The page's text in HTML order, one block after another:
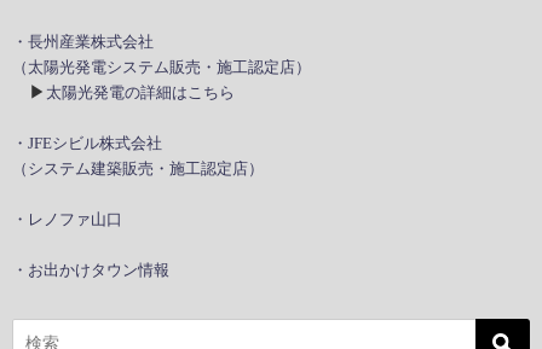
・長州産業株式会社
（太陽光発電システム販売・施工認定店）
▶ 太陽光発電の詳細はこちら
・JFEシビル株式会社
（システム建築販売・施工認定店）
・レノファ山口
・お出かけタウン情報